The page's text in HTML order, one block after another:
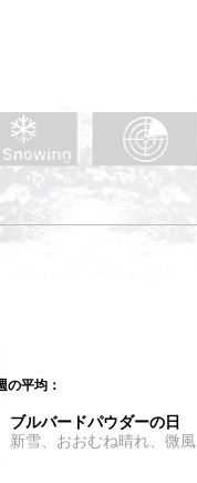
平均：
ブルバードパウダーの日
新雪、おおむね晴れ、微風